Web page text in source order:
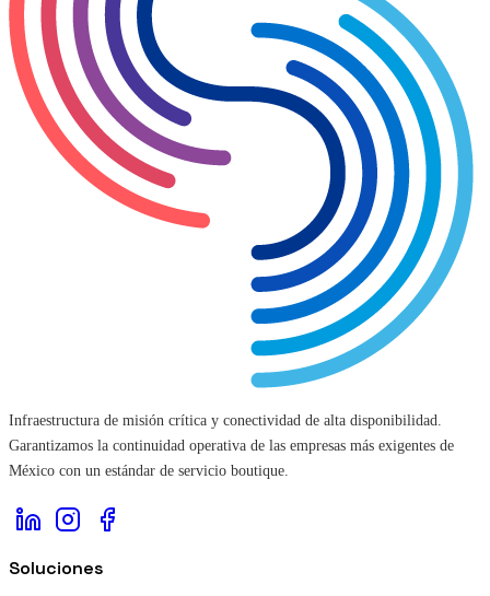
Infraestructura de misión crítica y conectividad de alta disponibilidad.
Garantizamos la continuidad operativa de las empresas más exigentes de
México con un estándar de servicio boutique.
Soluciones